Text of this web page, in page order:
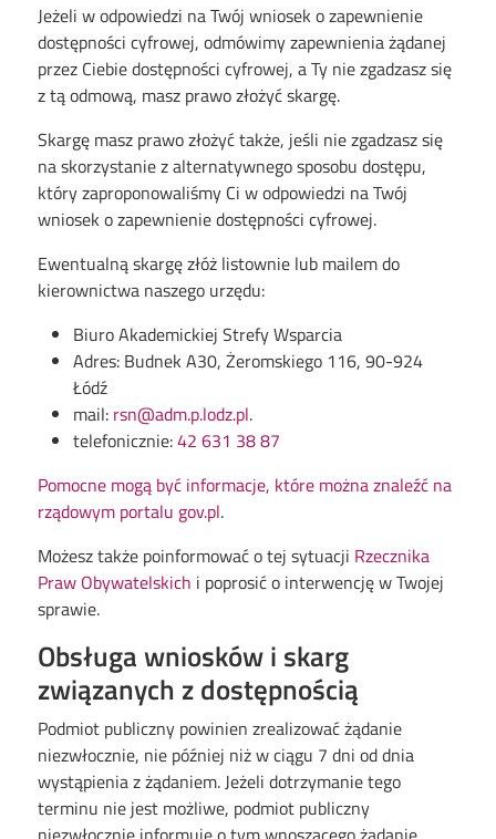
Jeżeli w odpowiedzi na Twój wniosek o zapewnienie
dostępności cyfrowej, odmówimy zapewnienia żądanej
przez Ciebie dostępności cyfrowej, a Ty nie zgadzasz się
z tą odmową, masz prawo złożyć skargę.
Skargę masz prawo złożyć także, jeśli nie zgadzasz się
na skorzystanie z alternatywnego sposobu dostępu,
który zaproponowaliśmy Ci w odpowiedzi na Twój
wniosek o zapewnienie dostępności cyfrowej.
Ewentualną skargę złóż listownie lub mailem do
kierownictwa naszego urzędu:
Biuro Akademickiej Strefy Wsparcia
Adres: Budnek A30, Żeromskiego 116, 90-924
Łódź
mail: rsn@adm.p.lodz.pl.
telefonicznie:42 631 38 87
Pomocne mogą być informacje, które można znaleźć na
rządowym portalu gov.pl.
Możesz także poinformować o tej sytuacji Rzecznika
Praw Obywatelskich i poprosić o interwencję w Twojej
sprawie.
Obsługa wniosków i skarg
związanych z dostępnością
Podmiot publiczny powinien zrealizować żądanie
niezwłocznie, nie później niż w ciągu 7 dni od dnia
wystąpienia z żądaniem. Jeżeli dotrzymanie tego
terminu nie jest możliwe, podmiot publiczny